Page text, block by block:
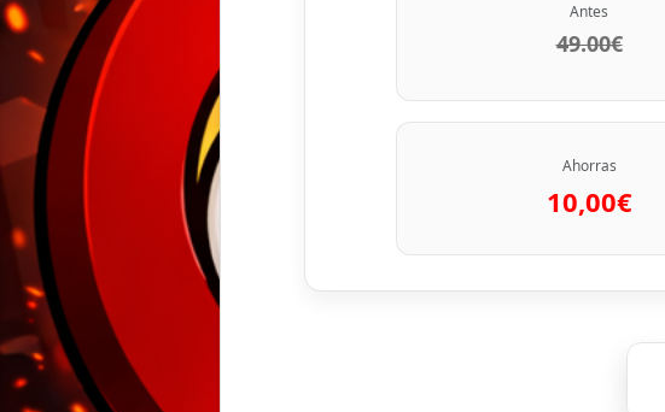
Antes
49.00€
Ahorras
10,00€